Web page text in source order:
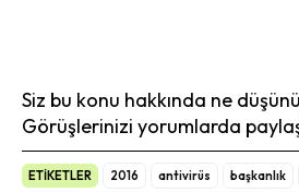
Siz bu konu hakkında ne
Görüşlerinizi yorumlarda
ETİKETLER 2016 antivirüs başkanlık